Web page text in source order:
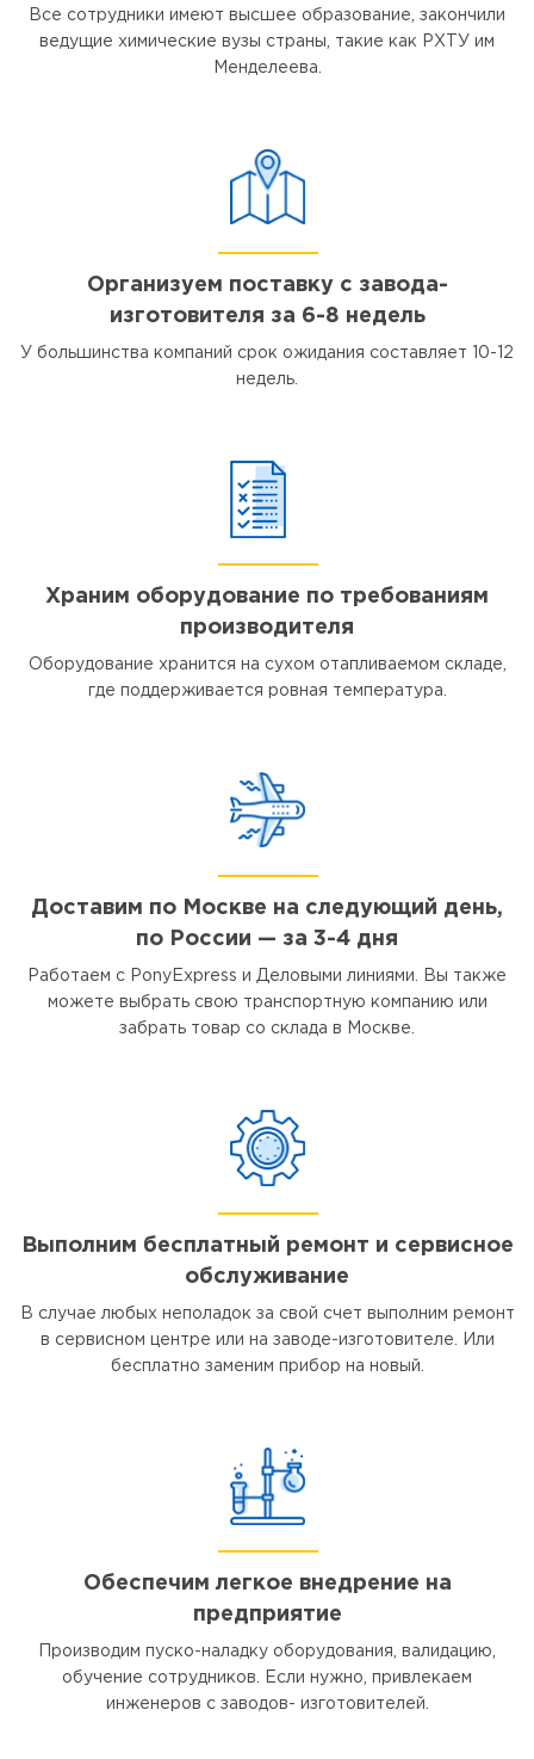
Все сотрудники имеют высшее образование, закончили
ведущие химические вузы страны, такие как РХТУ им
Менделеева.
Организуем поставку с завода-
изготовителя за 6-8 недель
У большинства компаний срок ожидания составляет 10-12
недель.
Храним оборудование по требованиям
производителя
Оборудование хранится на сухом отапливаемом складе,
где поддерживается ровная температура.
Доставим по Москве на следующий день,
по России — за 3-4 дня
Работаем с PonyExpress и Деловыми линиями. Вы также
можете выбрать свою транспортную компанию или
забрать товар со склада в Москве.
Выполним бесплатный ремонт и сервисное
обслуживание
В случае любых неполадок за свой счет выполним ремонт
в сервисном центре или на заводе-изготовителе. Или
бесплатно заменим прибор на новый.
Обеспечим легкое внедрение на
предприятие
Производим пуско-наладку оборудования, валидацию,
обучение сотрудников. Если нужно, привлекаем
инженеров с заводов- изготовителей.